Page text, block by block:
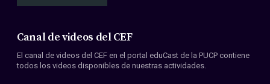
Canal de videos del CEF
El canal de videos del CEF en el portal eduCast de la PUCP contiene
todos los videos disponibles de nuestras actividades.